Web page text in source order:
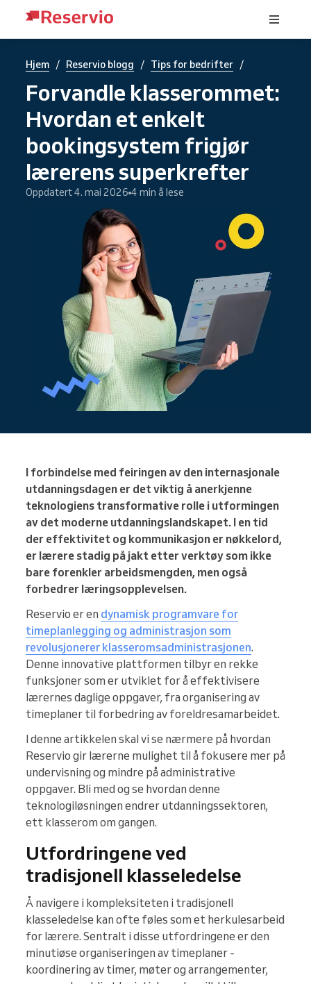
Hjem / Reservio blogg / Tips for bedrifter /
Forvandle klasserommet:
Hvordan et enkelt
bookingsystem frigjør
lærerens superkrefter
Oppdatert 4. mai 2026 4 min å lese
I forbindelse med feiringen av den internasjonale
utdanningsdagen er det viktig å anerkjenne
teknologiens transformative rolle i utformingen
av det moderne utdanningslandskapet. I en tid
der effektivitet og kommunikasjon er nøkkelord,
er lærere stadig på jakt etter verktøy som ikke
bare forenkler arbeidsmengden, men også
forbedrer læringsopplevelsen.
Reservio er en dynamisk programvare for
timeplanlegging og administrasjon som
revolusjonerer klasseromsadministrasjonen.
Denne innovative plattformen tilbyr en rekke
funksjoner som er utviklet for å effektivisere
lærernes daglige oppgaver, fra organisering av
timeplaner til forbedring av foreldresamarbeidet.
I denne artikkelen skal vi se nærmere på hvordan
Reservio gir lærerne mulighet til å fokusere mer på
undervisning og mindre på administrative
oppgaver. Bli med og se hvordan denne
teknologiløsningen endrer utdanningssektoren,
ett klasserom om gangen.
Utfordringene ved
tradisjonell klasseledelse
Å navigere i kompleksiteten i tradisjonell
klasseledelse kan ofte føles som et herkulesarbeid
for lærere. Sentralt i disse utfordringene er den
minutiøse organiseringen av timeplaner -
koordinering av timer, møter og arrangementer,